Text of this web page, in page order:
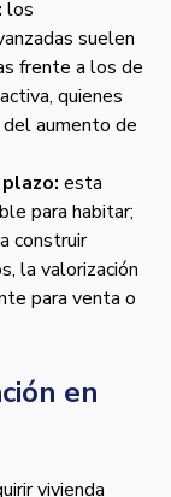
los
suelen
frente a los de
quienes
aumento de
esta
para habitar;
construir
la valorización
para venta o
en
vivienda